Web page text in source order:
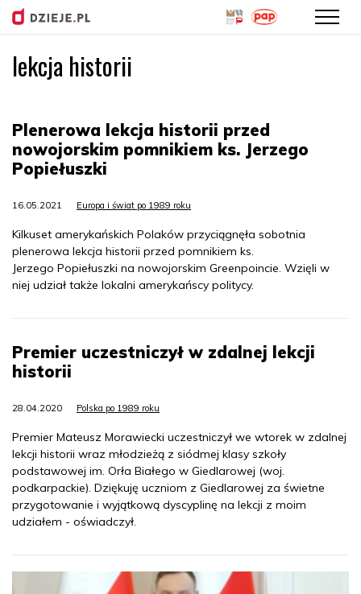
lekcja historii
Plenerowa lekcja historii przed
nowojorskim pomnikiem ks. Jerzego
Popiełuszki
16.05.2021 Europa i świat po 1989 roku
Kilkuset amerykańskich Polaków przyciągnęła sobotnia
plenerowa lekcja historii przed pomnikiem ks.
Jerzego Popiełuszki na nowojorskim Greenpoincie. Wzięli w
niej udział także lokalni amerykańscy politycy.
Premier uczestniczył w zdalnej lekcji
historii
28.04.2020 Polska po 1989 roku
Premier Mateusz Morawiecki uczestniczył we wtorek w zdalnej
lekcji historii wraz młodzieżą z siódmej klasy szkoły
podstawowej im. Orła Białego w Giedlarowej (woj.
podkarpackie). Dziękuję uczniom z Giedlarowej za świetne
przygotowanie i wyjątkową dyscyplinę na lekcji z moim
udziałem - oświadczył.